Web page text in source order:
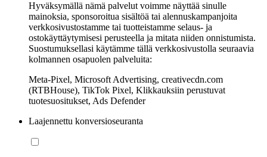
Hyväksymällä nämä palvelut voimme näyttää sinulle
mainoksia, sponsoroitua sisältöä tai alennuskampanjoita
verkkosivustostamme tai tuotteistamme selaus- ja
ostokäyttäytymisesi perusteella ja mitata niiden onnistumista.
Suostumuksellasi käytämme tällä verkkosivustolla seuraavia
kolmannen osapuolen palveluita:
Meta-Pixel, Microsoft Advertising, creativecdn.com
(RTBHouse), TikTok Pixel, Klikkauksiin perustuvat
tuotesuositukset, Ads Defender
Laajennettu konversioseuranta